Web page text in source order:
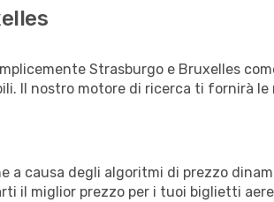
Strasburgo e Bruxelles
Il nostro motore di ricerca ti fornirà
a causa degli algoritmi di prezzo
il miglior prezzo per i tuoi biglietti